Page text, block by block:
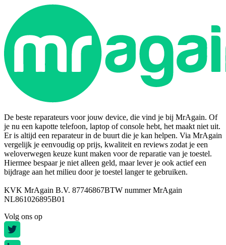
De beste reparateurs voor jouw device, die vind je bij MrAgain. Of
je nu een kapotte telefoon, laptop of console hebt, het maakt niet uit.
Er is altijd een reparateur in de buurt die je kan helpen. Via MrAgain
vergelijk je eenvoudig op prijs, kwaliteit en reviews zodat je een
weloverwegen keuze kunt maken voor de reparatie van je toestel.
Hiermee bespaar je niet alleen geld, maar lever je ook actief een
bijdrage aan het milieu door je toestel langer te gebruiken.
KVK MrAgain B.V. 87746867BTW nummer MrAgain
NL861026895B01
Volg ons op